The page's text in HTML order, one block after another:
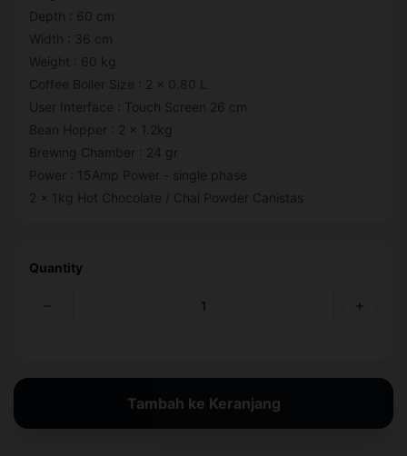
Depth : 60 cm
Width : 36 cm
Weight : 60 kg
Coffee Boiler Size : 2 x 0.80 L
User Interface : Touch Screen 26 cm
Bean Hopper : 2 x 1.2kg
Brewing Chamber : 24 gr
Power : 15Amp Power - single phase
2 x 1kg Hot Chocolate / Chai Powder Canistas
Quantity
Tambah ke Keranjang